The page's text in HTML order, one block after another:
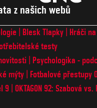
z našich webů
Blesk Tlapky Hráči
testy
Psychologika -
mýty
Fotbalové přestupy
9 OKTAGON 92: Szabová